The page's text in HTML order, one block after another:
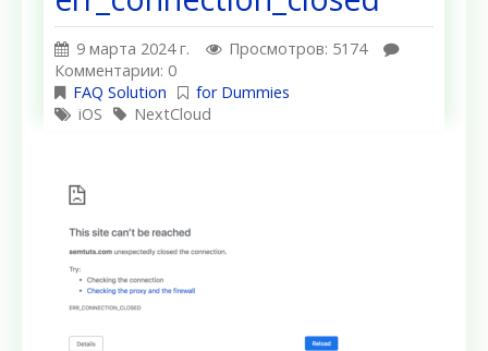
9 марта 2024 г.
Просмотров: 5174
Комментарии: 0
FAQ Solution
for Dummies
iOS
NextCloud